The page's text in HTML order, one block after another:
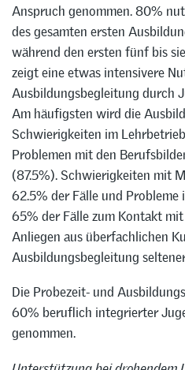
Anspruch genommen. 80%
des gesamten ersten
während den ersten fünf bis
zeigt eine etwas intensivere
Ausbildungsbegleitung durch
Am häufigsten wird die
Schwierigkeiten im
Problemen mit den
(87.5%). Schwierigkeiten mit
62.5% der Fälle und
65% der Fälle zum Kontakt
Anliegen aus überfachlichen
Ausbildungsbegleitung
Die Probezeit- und
60% beruflich integrierter
genommen.